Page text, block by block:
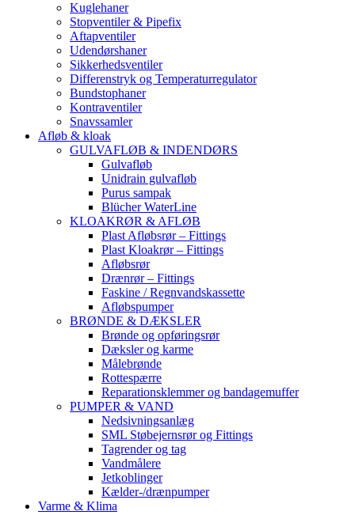
Kuglehaner
Stopventiler & Pipefix
Aftapventiler
Udendørshaner
Sikkerhedsventiler
Differenstryk og Temperaturregulator
Bundstophaner
Kontraventiler
Snavssamler
Afløb & kloak
GULVAFLØB & INDENDØRS
Gulvafløb
Unidrain gulvafløb
Purus sampak
Blücher WaterLine
KLOAKRØR & AFLØB
Plast Afløbsrør – Fittings
Plast Kloakrør – Fittings
Afløbsrør
Drænrør – Fittings
Faskine / Regnvandskassette
Afløbspumper
BRØNDE & DÆKSLER
Brønde og opføringsrør
Dæksler og karme
Målebrønde
Rottespærre
Reparationsklemmer og bandagemuffer
PUMPER & VAND
Nedsivningsanlæg
SML Støbejernsrør og Fittings
Tagrender og tag
Vandmålere
Jetkoblinger
Kælder-/drænpumper
Varme & Klima